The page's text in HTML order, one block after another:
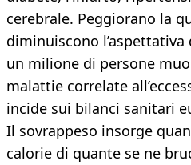
cerebrale. Peggiorano la
diminuiscono
un milione di persone
malattie correlate
incide sui bilanci sanitari
Il sovrappeso insorge
calorie di quante se ne